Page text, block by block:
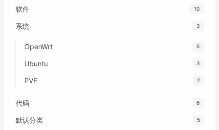
软件 10
系统 3
OpenWrt 6
Ubuntu 3
PVE 2
代码 6
默认分类 5